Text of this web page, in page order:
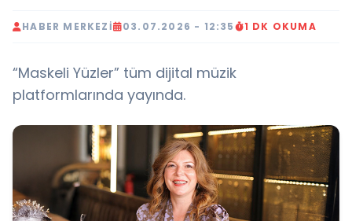
HABER MERKEZI 03.07.2026 - 12:35 1 DK OKUMA
“Maskeli Yüzler” tüm dijital müzik
platformlarında yayında.